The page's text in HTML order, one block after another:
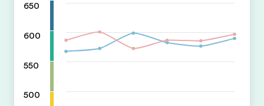
650
600
550
500